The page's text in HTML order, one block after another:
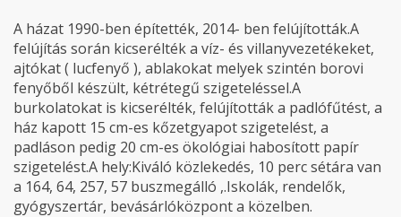
A házat 1990-ben építették, 2014- ben felújították.A
felújítás során kicserélték a víz- és villanyvezetékeket,
ajtókat ( lucfenyő ), ablakokat melyek szintén borovi
fenyőből készült, kétrétegű szigeteléssel.A
burkolatokat is kicserélték, felújították a padlófűtést, a
ház kapott 15 cm-es kőzetgyapot szigetelést, a
padláson pedig 20 cm-es ökológiai habosított papír
szigetelést.A hely:Kiváló közlekedés, 10 perc sétára van
a 164, 64, 257, 57 buszmegálló ,.Iskolák, rendelők,
gyógyszertár, bevásárlóközpont a közelben.